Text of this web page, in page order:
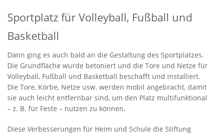
Sportplatz für Volleyball, Fußball und
Basketball
Dann ging es auch bald an die Gestaltung des Sportplatzes.
Die Grundfläche wurde betoniert und die Tore und Netze für
Volleyball, Fußball und Basketball beschafft und installiert.
Die Tore, Körbe, Netze usw. werden mobil angebracht, damit
sie auch leicht entfernbar sind, um den Platz multifunktional
– z. B. für Feste – nutzen zu können.
Diese Verbesserungen für Heim und Schule die Stiftung